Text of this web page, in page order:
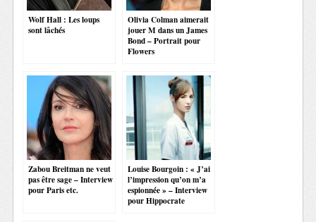
Wolf Hall : Les loups
sont lâchés
Olivia Colman aimerait
jouer M dans un James
Bond – Portrait pour
Flowers
Zabou Breitman ne veut
pas être sage – Interview
pour Paris etc.
Louise Bourgoin : « J’ai
l’impression qu’on m’a
espionnée » – Interview
pour Hippocrate